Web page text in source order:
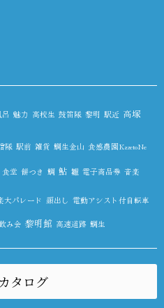
魅力 高校生 鼓笛隊 黎明 駅近 高塚
隊 駅前 雑貨 鯛生金山 食感農園KazetoNe
食堂 餅つき 鯛 鮎 雛 電子商品券 音楽
大パレード 顔出し 電動アシスト付自転車
み会 黎明館 高速道路 鯛生
タログ